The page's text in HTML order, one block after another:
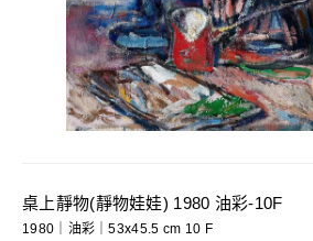
桌上靜物(靜物娃娃) 1980 油彩-10F
1980｜油彩｜53x45.5 cm 10 F